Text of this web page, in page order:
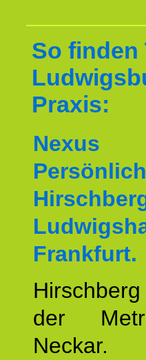
So finden
Praxis:
Frankfurt.
der
Neckar.